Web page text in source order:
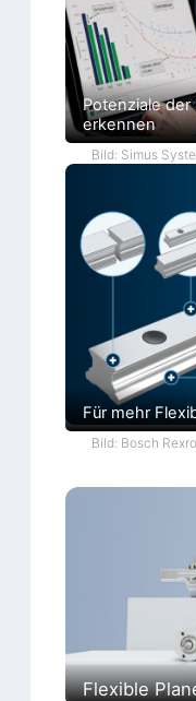
Potenziale
erkennen
Bild: Simus
Für mehr
Bild: Bosch
Flexible